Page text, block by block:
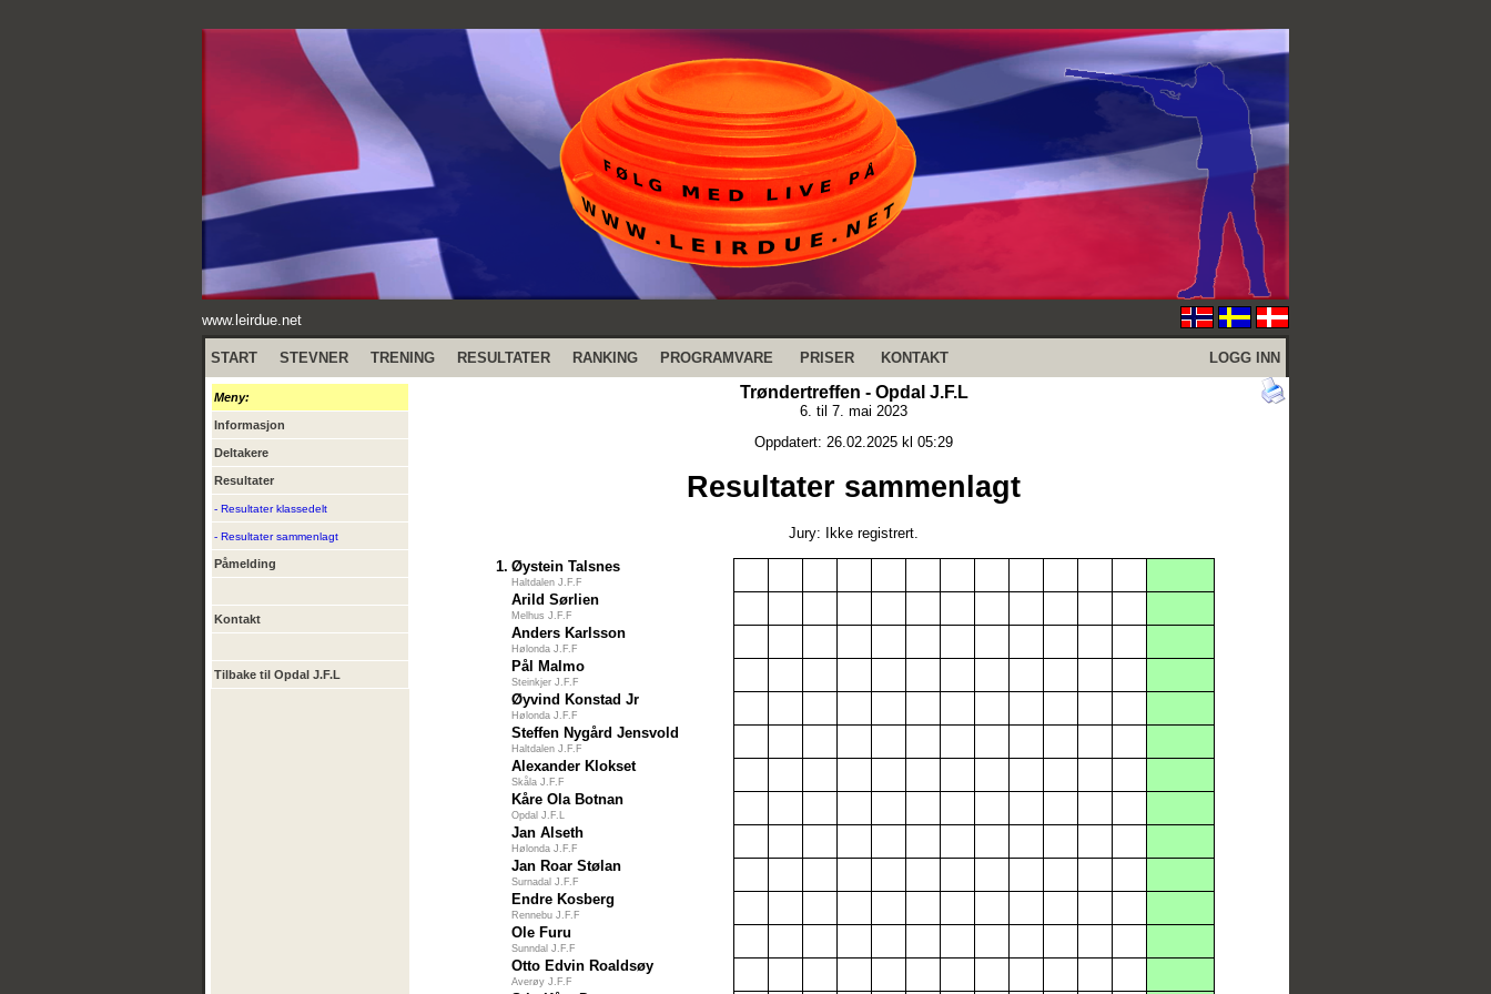
www.leirdue.net
START STEVNER TRENING RESULTATER RANKING PROGRAMVARE PRISER KONTAKT LOGG INN
Meny:
Informasjon
Deltakere
Resultater
- Resultater klassedelt
- Resultater sammenlagt
Påmelding
Kontakt
Tilbake til Opdal J.F.L
Trøndertreffen - Opdal J.F.L
6. til 7. mai 2023
Oppdatert: 26.02.2025 kl 05:29
Resultater sammenlagt
Jury: Ikke registrert.
1. Øystein Talsnes
Haltdalen J.F.F
Arild Sørlien
Melhus J.F.F
Anders Karlsson
Hølonda J.F.F
Pål Malmo
Steinkjer J.F.F
Øyvind Konstad Jr
Hølonda J.F.F
Steffen Nygård Jensvold
Haltdalen J.F.F
Alexander Klokset
Skåla J.F.F
Kåre Ola Botnan
Opdal J.F.L
Jan Alseth
Hølonda J.F.F
Jan Roar Stølan
Surnadal J.F.F
Endre Kosberg
Rennebu J.F.F
Ole Furu
Sunndal J.F.F
Otto Edvin Roaldsøy
Averøy J.F.F